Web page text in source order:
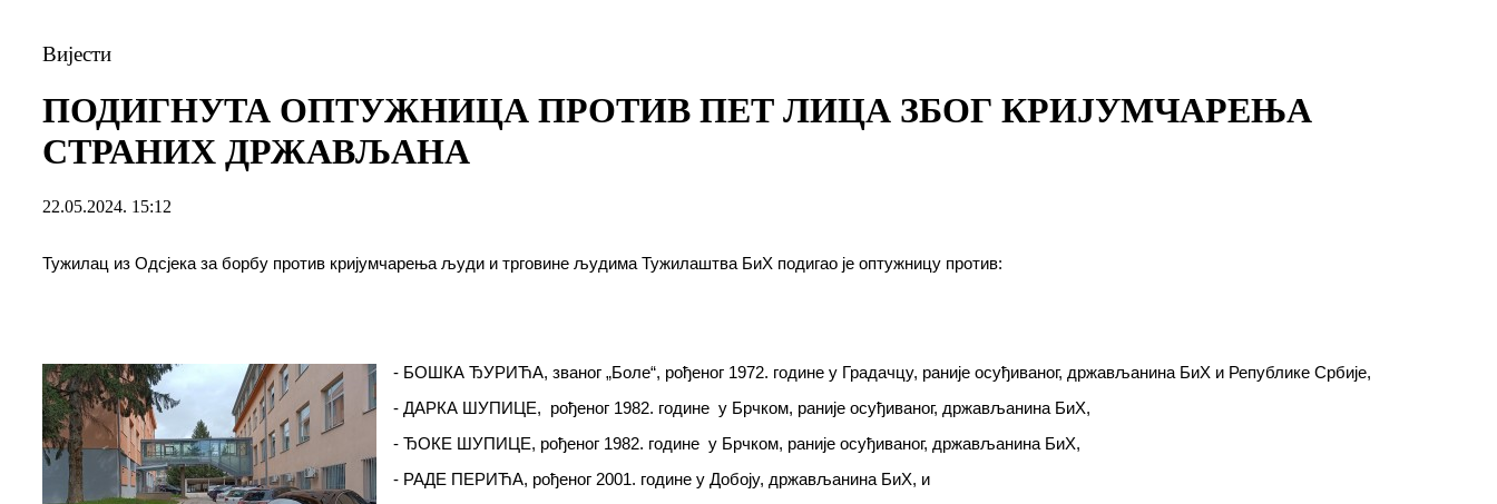
Вијести
ПОДИГНУТА ОПТУЖНИЦА ПРОТИВ ПЕТ ЛИЦА ЗБОГ КРИЈУМЧАРЕЊА
СТРАНИХ ДРЖАВЉАНА
22.05.2024. 15:12
Тужилац из Одсјека за борбу против кријумчарења људи и трговине људима Тужилаштва БиХ подигао је оптужницу против:
- БОШКА ЂУРИЋА, званог „Боле“, рођеног 1972. године у Градачцу, раније осуђиваног, држављанина БиХ и Републике Србије,
- ДАРКА ШУПИЦЕ, рођеног 1982. године у Брчком, раније осуђиваног, држављанина БиХ,
- ЂОКЕ ШУПИЦЕ, рођеног 1982. године у Брчком, раније осуђиваног, држављанина БиХ,
- РАДЕ ПЕРИЋА, рођеног 2001. године у Добоју, држављанина БиХ, и